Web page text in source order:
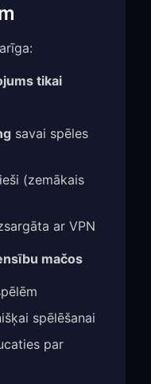
tikai
savai spēles
(zemākais
ar VPN
mačos
spēlēšanai
par